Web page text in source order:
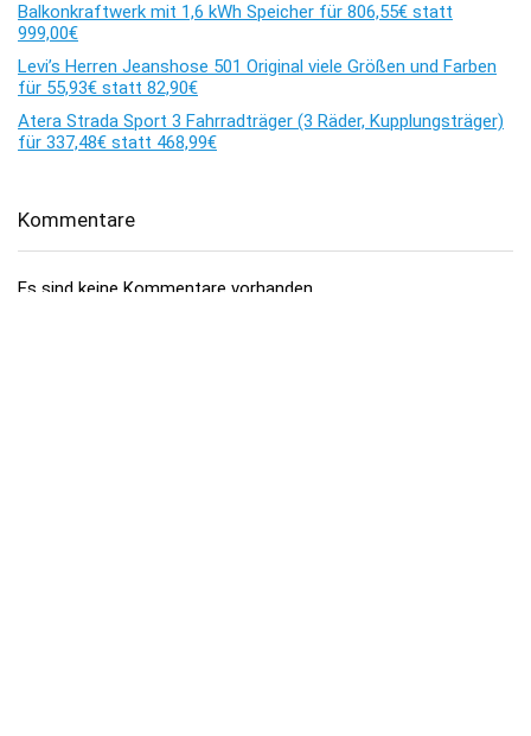
Balkonkraftwerk mit 1,6 kWh Speicher für 806,55€ statt
999,00€
Levi’s Herren Jeanshose 501 Original viele Größen und Farben
für 55,93€ statt 82,90€
Atera Strada Sport 3 Fahrradträger (3 Räder, Kupplungsträger)
für 337,48€ statt 468,99€
Kommentare
Es sind keine Kommentare vorhanden.